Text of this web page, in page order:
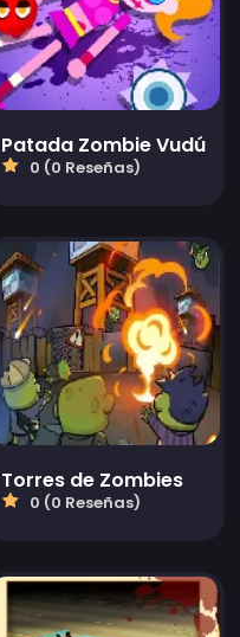
Patada Zombie Vudú
0 (0 Reseñas)
Torres de Zombies
0 (0 Reseñas)